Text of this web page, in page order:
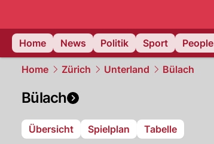
Home
News Politik Sport People
Home Zürich Unterland Bülach
Bülach
Übersicht Spielplan Tabelle